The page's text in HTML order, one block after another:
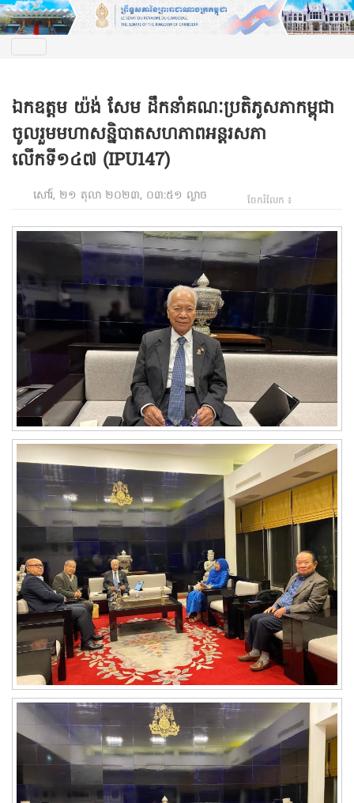
ឯកឧត្តម យ៉ង់ សែម ដឹកនាំគណៈប្រតិភូសភាកម្ពុជា
ចូលរួមមហាសន្និបាតសហភាពអន្តរសភា
លើកទី១៤៧ (IPU147)
សៅរ៍, ២១ តុលា ២០២៣, ០៣:៥១ ល្ងាច ចែករំលែក ៖